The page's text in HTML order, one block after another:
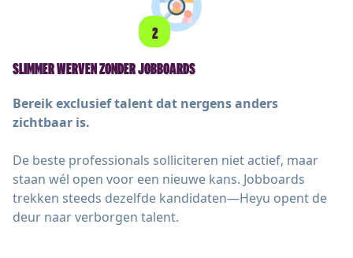
2
SLIMMER WERVEN ZONDER JOBBOARDS
Bereik exclusief talent dat nergens anders
zichtbaar is.
De beste professionals solliciteren niet actief, maar
staan wél open voor een nieuwe kans. Jobboards
trekken steeds dezelfde kandidaten—Heyu opent de
deur naar verborgen talent.